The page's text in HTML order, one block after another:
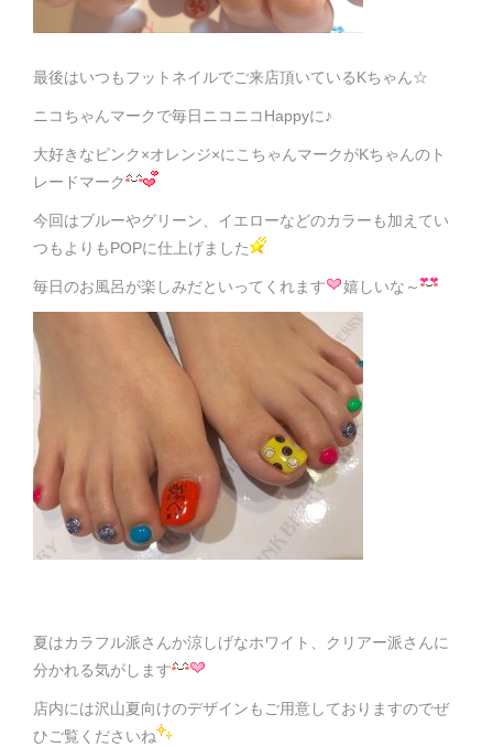
最後はいつもフットネイルでご来店頂いているKちゃん☆
ニコちゃんマークで毎日ニコニコHappyに♪
大好きなピンク×オレンジ×にこちゃんマークがKちゃんのト
レードマーク
今回はブルーやグリーン、イエローなどのカラーも加えてい
つもよりもPOPに仕上げました
毎日のお風呂が楽しみだといってくれます 嬉しいな～
夏はカラフル派さんか涼しげなホワイト、クリアー派さんに
分かれる気がします
店内には沢山夏向けのデザインもご用意しておりますのでぜ
ひご覧くださいね